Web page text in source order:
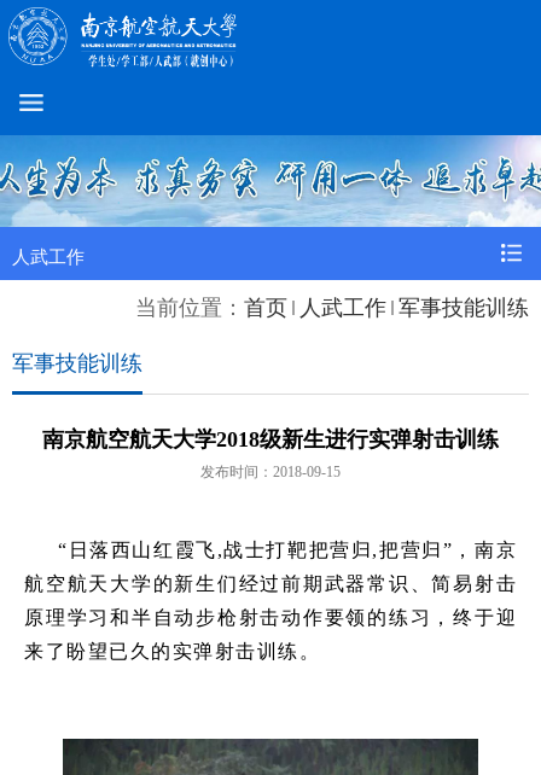
人武工作
当前位置： 首页 人武工作 军事技能训练
军事技能训练
南京航空航天大学2018级新生进行实弹射击训练
发布时间：2018-09-15
“日落西山红霞飞,战士打靶把营归,把营归”，南京
航空航天大学的新生们经过前期武器常识、简易射击
原理学习和半自动步枪射击动作要领的练习，终于迎
来了盼望已久的实弹射击训练。